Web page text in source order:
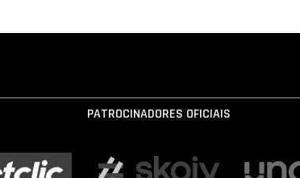
PATROCINADORES OFICIAIS